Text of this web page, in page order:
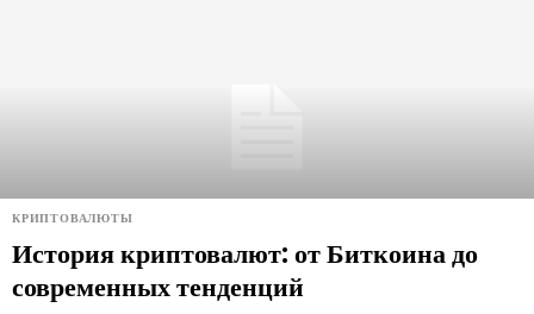
КРИПТОВАЛЮТЫ
История криптовалют: от Биткоина до
современных тенденций